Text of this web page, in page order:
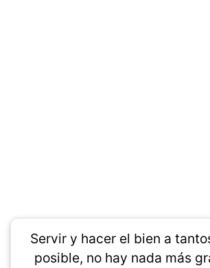
Servir y hacer el bien a
posible, no hay nada más